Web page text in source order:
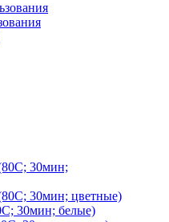
30мин;
30мин; цветные)
30мин; белые)